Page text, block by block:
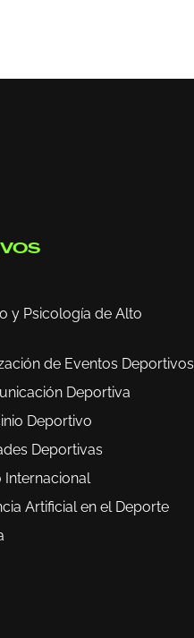
y Psicología de Alto
de Eventos Deportivos
Deportiva
Deportivo
Deportivas
Internacional
Artificial en el Deporte